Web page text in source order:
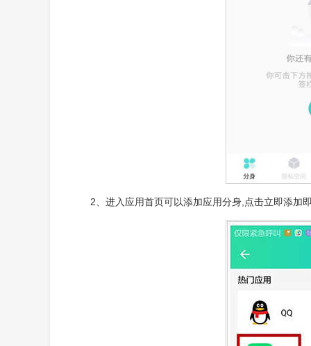
2、进入应用首页可以添加应用分身,点击立即添加